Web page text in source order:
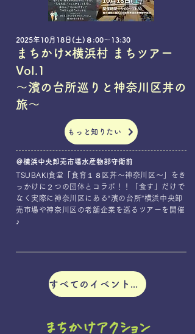
2025年10月18日(土)８:00〜13:30
まちかけ×横浜村 まちツアー
Vol.1
～濱の台所巡りと神奈川区丼の
旅～
もっと知りたい
＠横浜中央卸売市場水産物部守衛前
TSUBAKI食堂「食育１８区丼〜神奈川区〜」をき
っかけに２つの団体とコラボ！！「食す」だけで
なく実際に神奈川区にある“濱の台所”横浜中央卸
売市場や神奈川区の老舗企業を巡るツアーを開催
♪
まちかけアクション